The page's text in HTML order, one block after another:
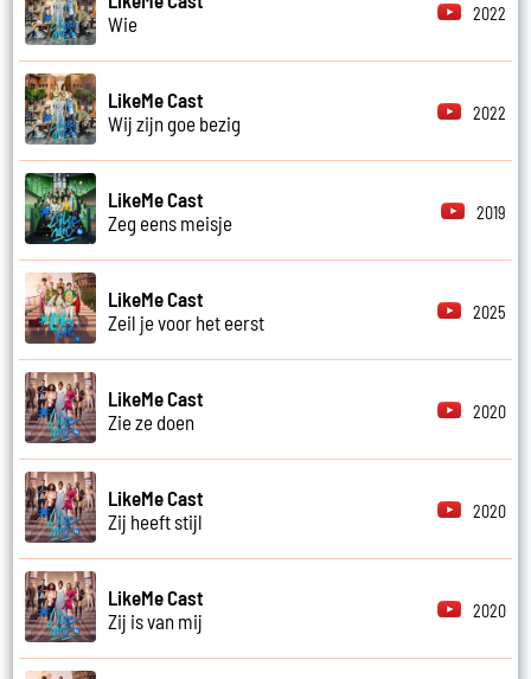
Wie
2022
LikeMe Cast
Wij zijn goe bezig
2022
LikeMe Cast
Zeg eens meisje
2019
LikeMe Cast
Zeil je voor het eerst
2025
LikeMe Cast
Zie ze doen
2020
LikeMe Cast
Zij heeft stijl
2020
LikeMe Cast
Zij is van mij
2020